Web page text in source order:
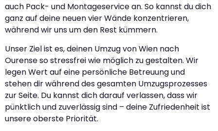
auch Pack- und Montageservice an. So kannst du dich
ganz auf deine neuen vier Wände konzentrieren,
während wir uns um den Rest kümmern.
Unser Ziel ist es, deinen Umzug von Wien nach
Ourense so stressfrei wie möglich zu gestalten. Wir
legen Wert auf eine persönliche Betreuung und
stehen dir während des gesamten Umzugsprozesses
zur Seite. Du kannst dich darauf verlassen, dass wir
pünktlich und zuverlässig sind – deine Zufriedenheit ist
unsere oberste Priorität.